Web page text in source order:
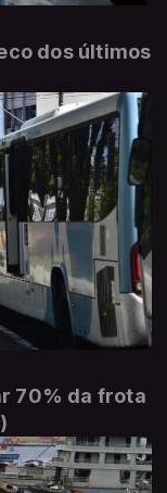
dos últimos
70% da frota